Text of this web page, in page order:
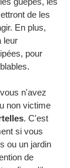
de les
En plus,
leur
pour
n'avez
non victime
. C'est
si vous
ou un jardin
de